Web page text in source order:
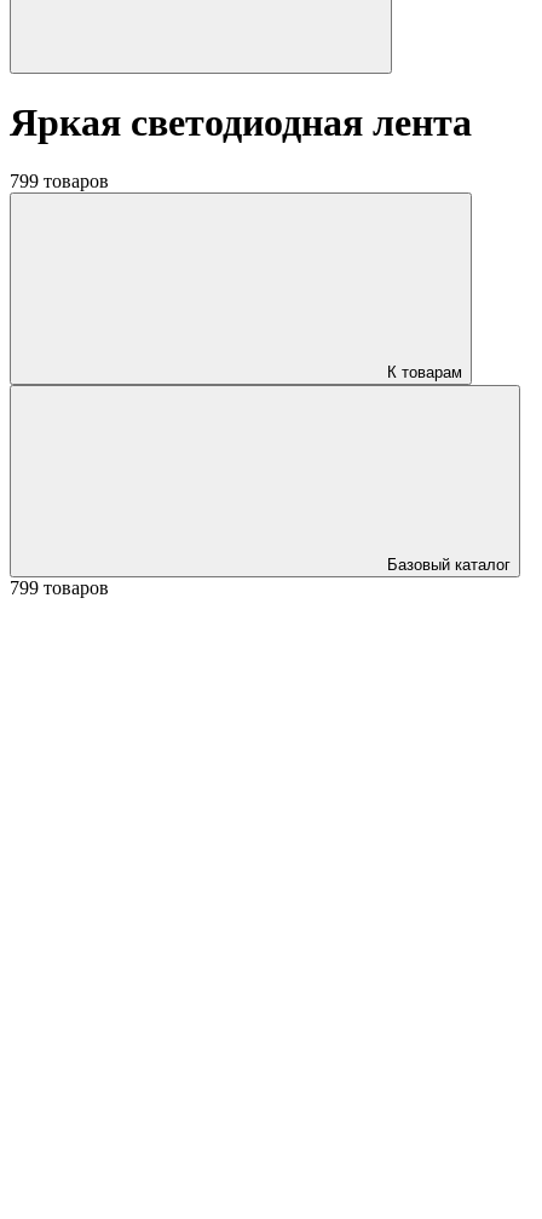
Яркая светодиодная лента
799 товаров
К товарам
Базовый каталог
799 товаров